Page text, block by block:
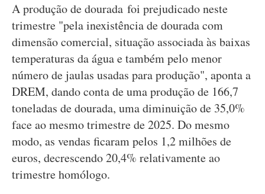
A produção de dourada foi prejudicado neste
trimestre "pela inexistência de dourada com
dimensão comercial, situação associada às baixas
temperaturas da água e também pelo menor
número de jaulas usadas para produção", aponta a
DREM, dando conta de uma produção de 166,7
toneladas de dourada, uma diminuição de 35,0%
face ao mesmo trimestre de 2025. Do mesmo
modo, as vendas ficaram pelos 1,2 milhões de
euros, decrescendo 20,4% relativamente ao
trimestre homólogo.